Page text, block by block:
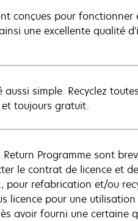
conçues pour
une excellente qualité
simple. Recyclez
et toujours gratuit.
Programme sont
le contrat de licence et
pour refabrication et/ou
licence pour une
avoir fourni une certaine